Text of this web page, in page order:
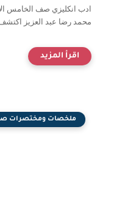
ادب انكليزي صف الخامس
محمد رضا عبد العزيز اكتشف
ملخصات ومختصرات